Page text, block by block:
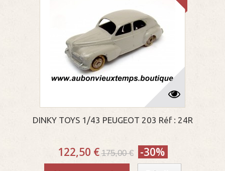
DINKY TOYS 1/43 PEUGEOT 203 Réf : 24R
122,50 € 175,00 € -30%